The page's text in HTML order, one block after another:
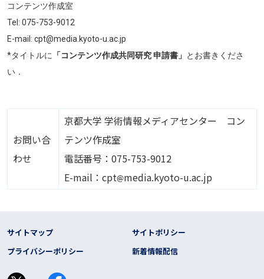
コンテンツ作成室
Tel: 075-753-9012
E-mail: cpt@media.kyoto-u.ac.jp
*タイトルに
「コンテンツ作成共同研究 申請書」 とお書きくださ
い．
お問い合
わせ
京都大学 学術情報メディアセンター コン
テンツ作成室
電話番号：075-753-9012
E-mail：cpt画像
media.kyoto-u.ac.jp
フッター リンク
サイトマップ
サイトポリシー
プライバシーポリシー
新着情報配信